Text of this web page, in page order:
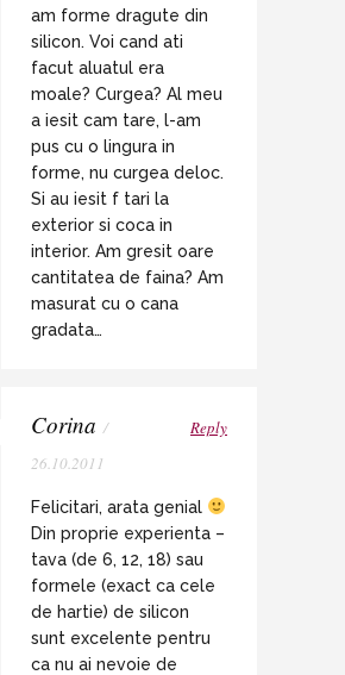
am forme dragute din
silicon. Voi cand ati
facut aluatul era
moale? Curgea? Al meu
a iesit cam tare, l-am
pus cu o lingura in
forme, nu curgea deloc.
Si au iesit f tari la
exterior si coca in
interior. Am gresit oare
cantitatea de faina? Am
masurat cu o cana
gradata…
Corina /
26.10.2011
Reply
Felicitari, arata genial
Din proprie experienta –
tava (de 6, 12, 18) sau
formele (exact ca cele
de hartie) de silicon
sunt excelente pentru
ca nu ai nevoie de